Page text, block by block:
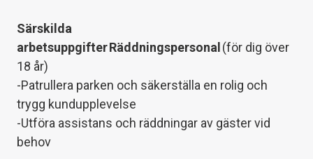
Särskilda
arbetsuppgifterRäddningspersonal (för dig över
18 år)
-Patrullera parken och säkerställa en rolig och
trygg kundupplevelse
-Utföra assistans och räddningar av gäster vid
behov